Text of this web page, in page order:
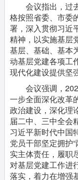
会议指出， 过
格按照省委、市委
署，深入贯彻习近
精神，以实施基层
基层、基础、基本
动基层党建各项工
现代化建设提供坚
会议强调，
一步全面深化改革
政治建设，深化理
届二中、三中全会
习近平新时代中国
党员干部坚定拥护
实主体责任，履职
对基层党建工作进
落实，着力在增强